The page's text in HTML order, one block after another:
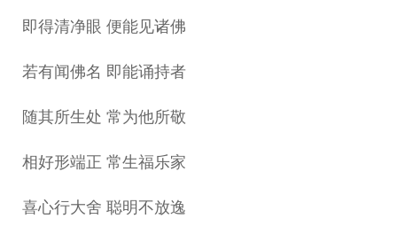
即得清净眼 便能见诸佛
若有闻佛名 即能诵持者
随其所生处 常为他所敬
相好形端正 常生福乐家
喜心行大舍 聪明不放逸